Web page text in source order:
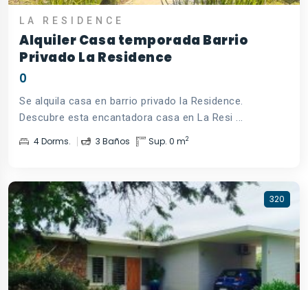
LA RESIDENCE
Alquiler Casa temporada Barrio
Privado La Residence
0
Se alquila casa en barrio privado la Residence.
Descubre esta encantadora casa en La Resi ...
4 Dorms. 3 Baños Sup. 0 m2
320